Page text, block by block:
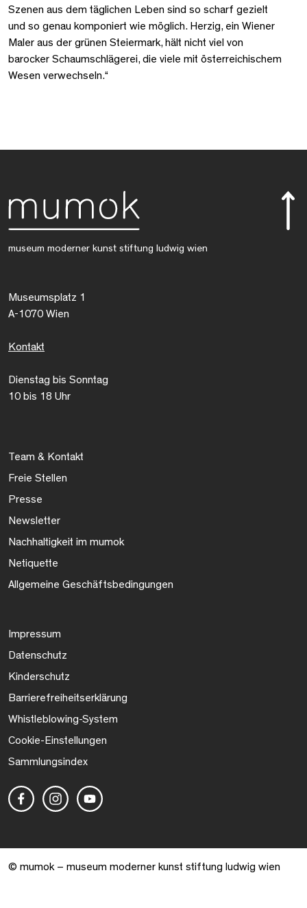
Szenen aus dem täglichen Leben sind so scharf gezielt
und so genau komponiert wie möglich. Herzig, ein Wiener
Maler aus der grünen Steiermark, hält nicht viel von
barocker Schaumschlägerei, die viele mit österreichischem
Wesen verwechseln.“
museum moderner kunst stiftung ludwig wien
Museumsplatz 1
A-1070 Wien
Kontakt
Dienstag bis Sonntag
10 bis 18 Uhr
Team & Kontakt
Freie Stellen
Presse
Newsletter
Nachhaltigkeit im mumok
Netiquette
Allgemeine Geschäftsbedingungen
Impressum
Datenschutz
Kinderschutz
Barrierefreiheitserklärung
Whistleblowing-System
Cookie-Einstellungen
Sammlungsindex
© mumok – museum moderner kunst stiftung ludwig wien